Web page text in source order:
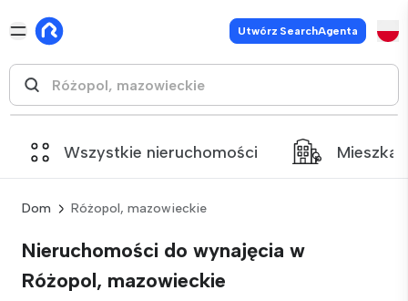
Utwórz SearchAgenta
Wszystkie nieruchomości
Dom Różopol, mazowieckie
Nieruchomości do wynajęcia w
Różopol, mazowieckie